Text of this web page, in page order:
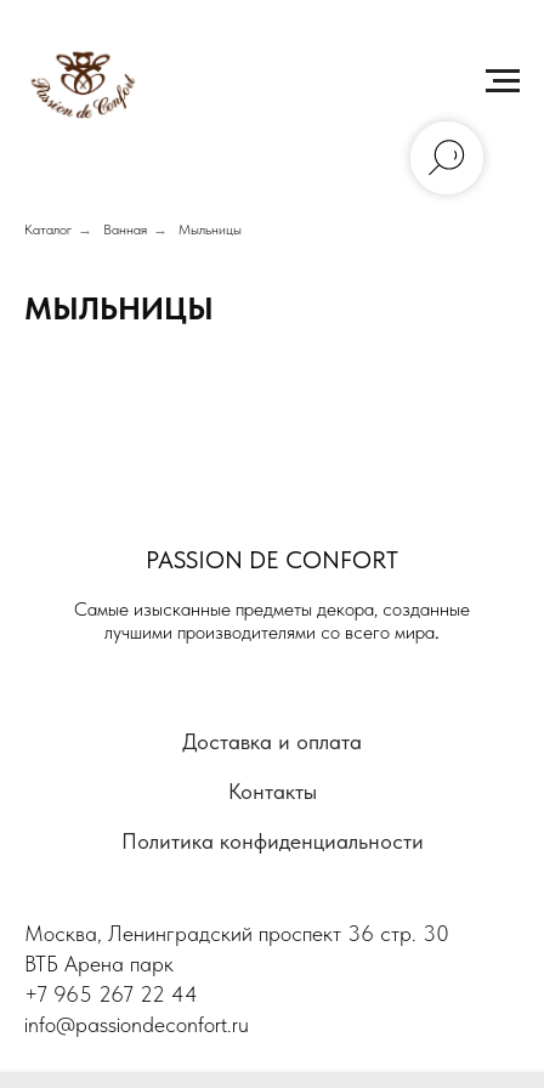
Каталог → Ванная → Мыльницы
МЫЛЬНИЦЫ
PASSION DE CONFORT
Самые изысканные предметы декора, созданные
лучшими производителями со всего мира.
Доставка и оплата
Контакты
Политика конфиденциальности
Москва, Ленинградский проспект 36 стр. 30
ВТБ Арена парк
+7 965 267 22 44
info@passiondeconfort.ru